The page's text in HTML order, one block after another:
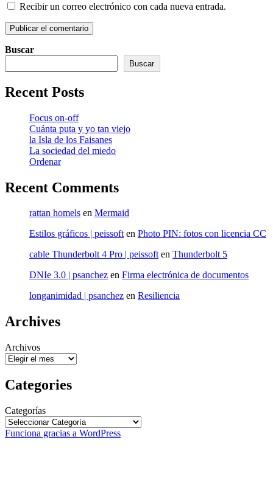
Recibir un correo electrónico con cada nueva entrada.
Buscar
Buscar
Recent Posts
Focus on-off
Cuánta puta y yo tan viejo
la Isla de los Faisanes
La sociedad del miedo
Ordenar
Recent Comments
rattan homels en Mermaid
Estilos gráficos | peissoften Photo PIN: fotos con licencia CC
cable Thunderbolt 4 Pro | peissoften Thunderbolt 5
DNIe 3.0 | psanchez en Firma electrónica de documentos
longanimidad | psanchez en Resiliencia
Archives
Archivos
Categories
Categorías
Funciona gracias a WordPress